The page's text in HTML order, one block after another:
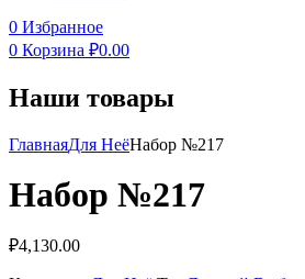
0 Избранное
0 Корзина ₽0.00
Наши товары
ГлавнаяДля НеёНабор №217
Набор №217
₽4,130.00